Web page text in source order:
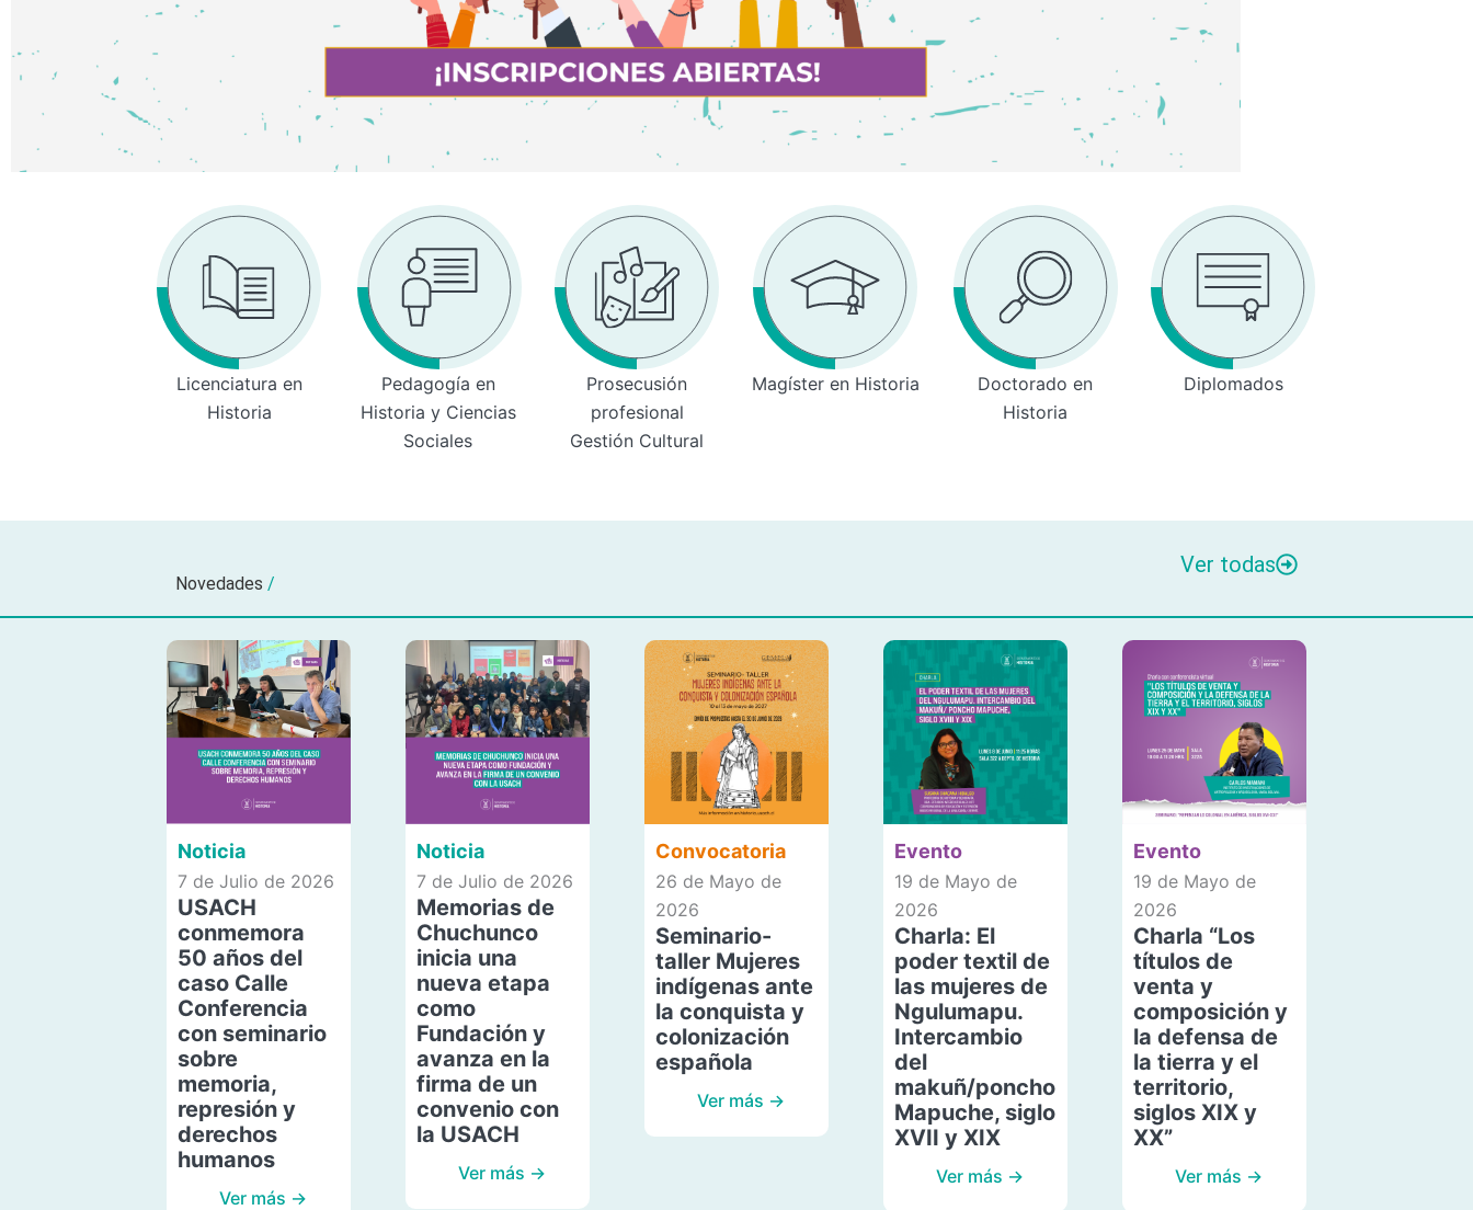
Licenciatura en
Historia
Pedagogía en
Historia y Ciencias
Sociales
Prosecusión
profesional
Gestión Cultural
Magíster en Historia
Doctorado en
Historia
Diplomados
Novedades /
Ver todas
Noticia
7 de Julio de 2026
USACH
conmemora
50 años del
caso Calle
Conferencia
con seminario
sobre
memoria,
represión y
derechos
humanos
Ver más →
Noticia
7 de Julio de 2026
Memorias de
Chuchunco
inicia una
nueva etapa
como
Fundación y
avanza en la
firma de un
convenio con
la USACH
Ver más →
Convocatoria
26 de Mayo de
2026
Seminario-
taller Mujeres
indígenas ante
la conquista y
colonización
española
Ver más →
Evento
19 de Mayo de
2026
Charla: El
poder textil de
las mujeres de
Ngulumapu.
Intercambio
del
makuñ/poncho
Mapuche, siglo
XVII y XIX
Ver más →
Evento
19 de Mayo de
2026
Charla “Los
títulos de
venta y
composición y
la defensa de
la tierra y el
territorio,
siglos XIX y
XX”
Ver más →